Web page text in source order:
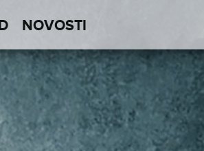
NOVOSTI